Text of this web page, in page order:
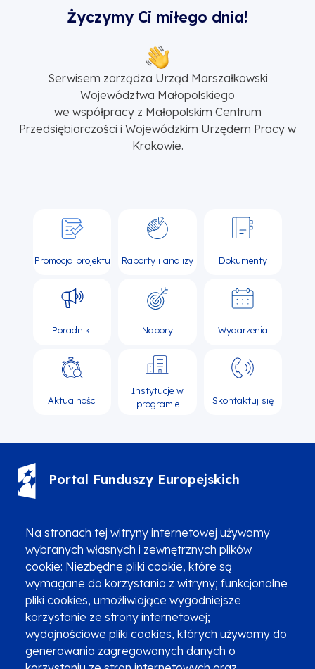
Na stronach tej witryny internetowej używamy
wybranych własnych i zewnętrznych plików
cookie: Niezbędne pliki cookie, które są
wymagane do korzystania z witryny; funkcjonalne
pliki cookies, umożliwiające wygodniejsze
korzystanie ze strony internetowej;
wydajnościowe pliki cookies, których używamy do
generowania zagregowanych danych o
Życzymy Ci miłego dnia!
Serwisem zarządza Urząd Marszałkowski
Województwa Małopolskiego
we współpracy z Małopolskim Centrum
Przedsiębiorczości i Wojewódzkim Urzędem Pracy w
Krakowie.
Promocja projektu Raporty i analizy Dokumenty
Poradniki Nabory Wydarzenia
Aktualności
Instytucje w
programie
Skontaktuj się
Portal Funduszy Europejskich
Zgłoszenia podejrzenia niezgodności z KPP i KPON
Newsletter
Fundusze SMS-em
Najczęściej zadawane pytania
Promocja projektu